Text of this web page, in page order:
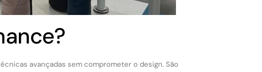
avançadas sem comprometer o design. São